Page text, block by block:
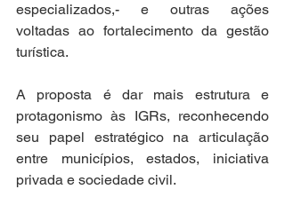
especializados,- e outras ações
voltadas ao fortalecimento da gestão
turística.
A proposta é dar mais estrutura e
protagonismo às IGRs, reconhecendo
seu papel estratégico na articulação
entre municípios, estados, iniciativa
privada e sociedade civil.